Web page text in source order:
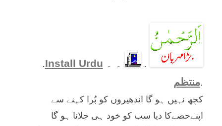
. ۔ ۔ Install Urdu
.
.منتظم
کچھ نہیں ہو گا اندھیروں کو بُرا کہنے سے
اپنےحصےکا دیا سب کو خود ہی جلانا ہو گا